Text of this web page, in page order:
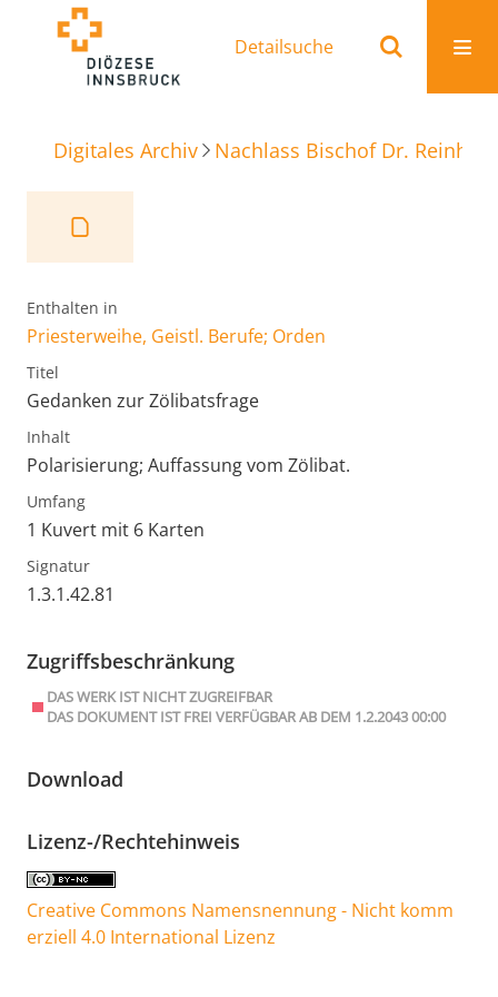
Detailsuche
Digitales Archiv Nachlass Bischof Dr.
Enthalten in
Priesterweihe, Geistl. Berufe; Orden
Titel
Gedanken zur Zölibatsfrage
Inhalt
Polarisierung; Auffassung vom Zölibat.
Umfang
1 Kuvert mit 6 Karten
Signatur
1.3.1.42.81
Zugriffsbeschränkung
DAS WERK IST NICHT ZUGREIFBAR
DAS DOKUMENT IST FREI VERFÜGBAR AB DEM 1.2.2043 00:00
Download
Lizenz-/Rechtehinweis
Creative Commons Namensnennung - Nicht komm
erziell 4.0 International Lizenz